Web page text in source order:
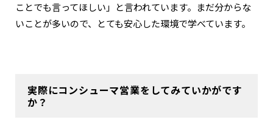
ことでも言ってほしい」と言われています。まだ分からな
いことが多いので、とても安心した環境で学べています。
実際にコンシューマ営業をしてみていかがです
か？